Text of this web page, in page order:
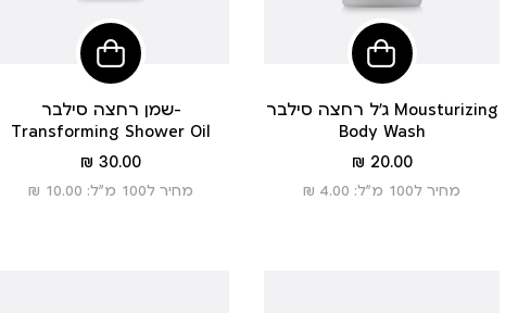
הוסיפי
לסל
ג’ל רחצה סילבר Mousturizing
Body Wash
מחיר
מוצר
20.00 ₪
מחיר ל100 מ”ל: 4.00 ₪
הוסיפי
לסל
שמן רחצה סילבר-
Transforming Shower Oil
מחיר
מוצר
30.00 ₪
מחיר ל100 מ”ל: 10.00 ₪